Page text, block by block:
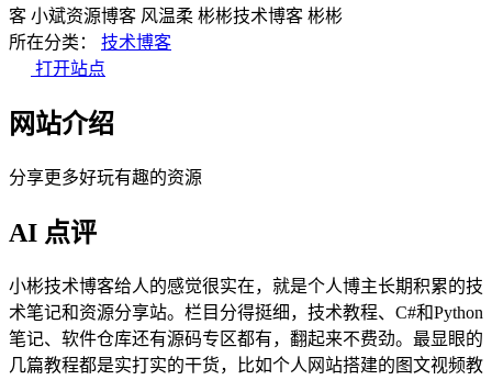
客 小斌资源博客 风温柔 彬彬技术博客 彬彬
所在分类：
技术博客
打开站点
网站介绍
分享更多好玩有趣的资源
AI 点评
小彬技术博客给人的感觉很实在，就是个人博主长期积累的技
术笔记和资源分享站。栏目分得挺细，技术教程、C#和Python
笔记、软件仓库还有源码专区都有，翻起来不费劲。最显眼的
几篇教程都是实打实的干货，比如个人网站搭建的图文视频教